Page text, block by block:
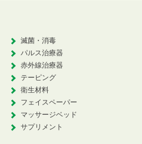
滅菌・消毒
パルス治療器
赤外線治療器
テーピング
衛生材料
フェイスペーパー
マッサージベッド
サプリメント